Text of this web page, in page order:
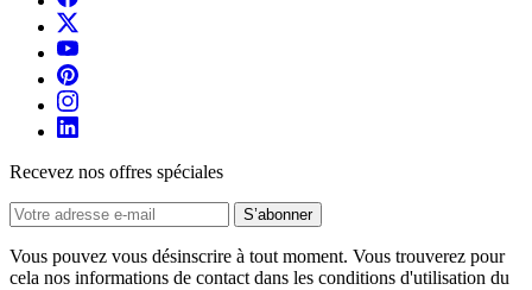
Recevez nos offres spéciales
Vous pouvez vous désinscrire à tout moment. Vous trouverez pour
cela nos informations de contact dans les conditions d'utilisation du